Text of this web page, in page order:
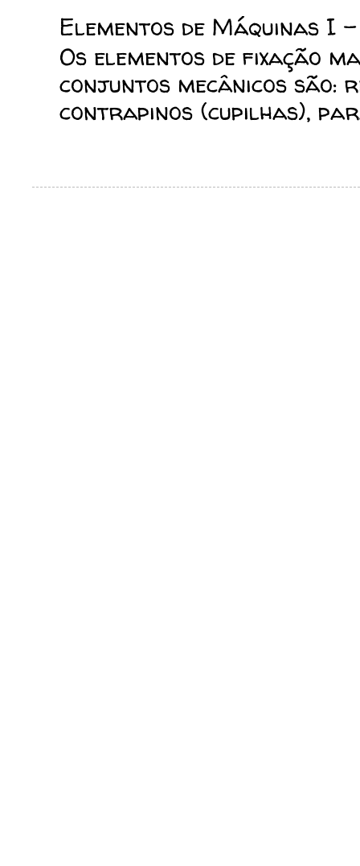
Elementos de Máquinas I
Os elementos de fixação
conjuntos mecânicos são:
contrapinos (cupilhas),